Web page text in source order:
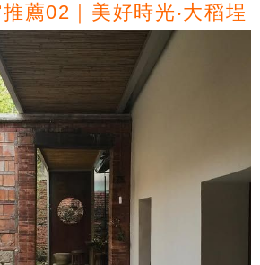
薦02｜美好時光‧大稻埕